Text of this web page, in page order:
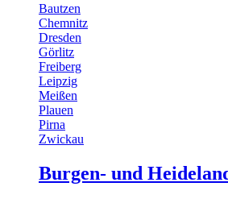
Bautzen
Chemnitz
Dresden
Görlitz
Freiberg
Leipzig
Meißen
Plauen
Pirna
Zwickau
Burgen- und